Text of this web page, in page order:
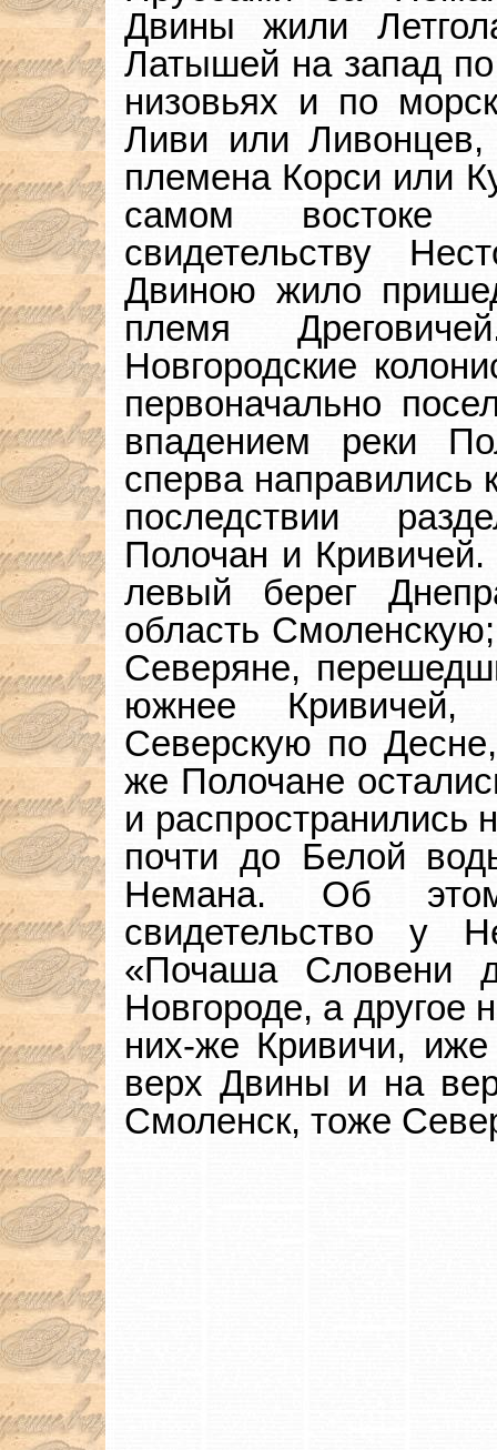
Двины жили
Латышей на запад
низовьях и по
Ливи или
племена Корси или
самом востоке
свидетельству
Двиною жило
племя
Новгородские
первоначально
впадением реки
сперва направились
последствии
Полочан и
левый берег
область
Северяне,
южнее Кривичей,
Северскую по
же Полочане
и распространились
почти до Белой
Немана. Об
свидетельство у
«Почаша Словени
Новгороде, а другое
них-же Кривичи,
верх Двины и на
Смоленск, тоже